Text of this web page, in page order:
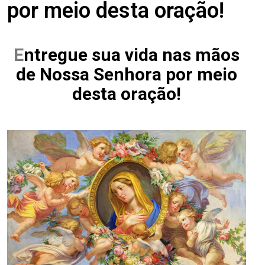
por meio desta oração!
Entregue sua vida nas mãos
de Nossa Senhora por meio
desta oração!